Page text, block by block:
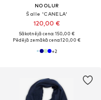
NOOLUR
Šalle 'CANELA'
120,00 €
Sākotnējā cena: 150,00 €
Pēdējā zemākā cena:120,00 €
+2